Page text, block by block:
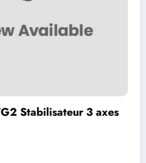
Test du Ziyun Z1